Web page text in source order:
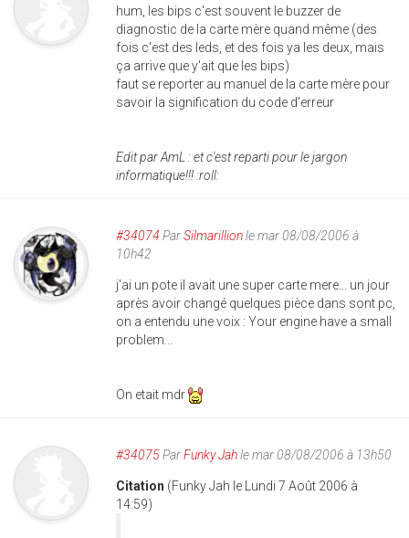
hum, les bips c'est souvent le buzzer de
diagnostic de la carte mère quand même (des
fois c'est des leds, et des fois ya les deux, mais
ça arrive que y'ait que les bips)
faut se reporter au manuel de la carte mère pour
savoir la signification du code d'erreur
Edit par AmL : et c'est reparti pour le jargon
informatique!!! :roll:
#34074 ParSilmarillionle mar 08/08/2006 à
10h42
j'ai un pote il avait une super carte mere... un jour
après avoir changé quelques pièce dans sont pc,
on a entendu une voix : Your engine have a small
problem...
On etait mdr
#34075ParFunky Jahle mar 08/08/2006 à 13h50
Citation (Funky Jah le Lundi 7 Août 2006 à
14:59)